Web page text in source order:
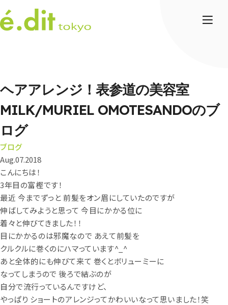
ヘアアレンジ！表参道の美容室
MILK/MURIEL OMOTESANDOのブ
ログ
ブログ
Aug.07.2018
こんにちは！
3年目の富樫です！
最近 今までずっと 前髪をオン眉にしていたのですが
伸ばしてみようと思って 今目にかかる位に
着々と伸びてきました！！
目にかかるのは邪魔なので あえて前髪を
クルクルに巻くのにハマっています^_^
あと全体的にも伸びて来て 巻くとボリューミーに
なってしまうので 後ろで結ぶのが
自分で流行っているんですけど、
やっぱり ショートのアレンジってかわいいなって思いました！笑